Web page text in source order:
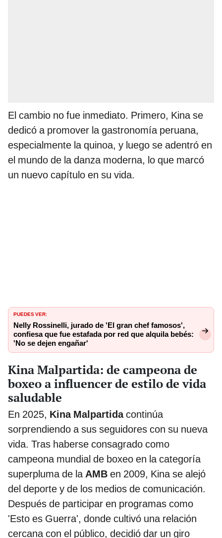
El cambio no fue inmediato. Primero, Kina se
dedicó a promover la gastronomía peruana,
especialmente la quinoa, y luego se adentró en
el mundo de la danza moderna, lo que marcó
un nuevo capítulo en su vida.
PUEDES VER:
Nelly Rossinelli, jurado de 'El gran chef famosos',
confiesa que fue estafada por red que alquila bebés:
'No se dejen engañar'
Kina Malpartida: de campeona de
boxeo a influencer de estilo de vida
saludable
En 2025, Kina Malpartidacontinúa
sorprendiendo a sus seguidores con su nueva
vida. Tras haberse consagrado como
campeona mundial de boxeo en la categoría
superpluma de laAMB en 2009, Kina se alejó
del deporte y de los medios de comunicación.
Después de participar en programas como
'Esto es Guerra', donde cultivó una relación
cercana con el público, decidió dar un giro